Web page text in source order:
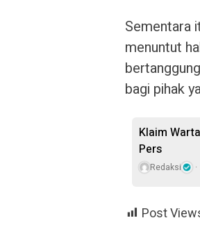
Sementara
menuntut
bagi pihak
Klaim
Pers
Redaksi
Post